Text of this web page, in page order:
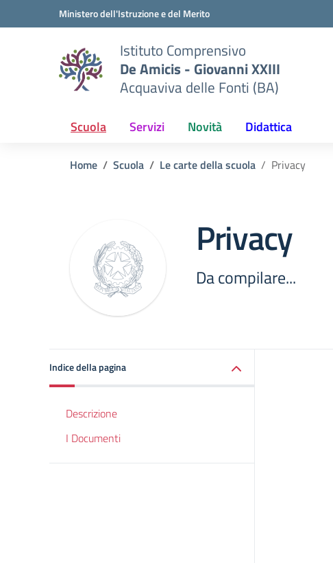
Vai ai contenuti
Vai al menu di navigazioneMinistero dell'Istruzione e del Merito
Istituto Comprensivo
De Amicis - Giovanni XXIII
Acquaviva delle Fonti (BA)
Scuola Servizi Novità Didattica
Home Scuola Le carte della scuola Privacy
Privacy
Da compilare...
Indice della pagina
Descrizione
I Documenti